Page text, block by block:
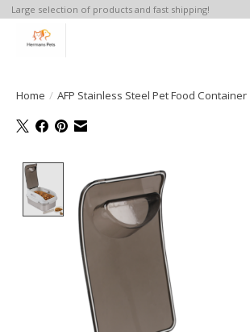
Large selection of products and fast shipping!
Home / AFP Stainless Steel Pet Food Container
Product image slideshow Items